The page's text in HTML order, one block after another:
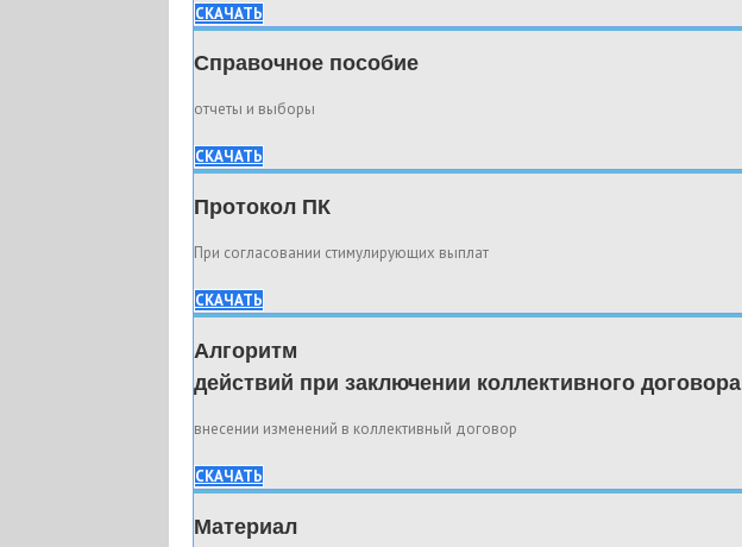
СКАЧАТЬ
Справочное пособие
отчеты и выборы
СКАЧАТЬ
Протокол ПК
При согласовании стимулирующих выплат
СКАЧАТЬ
Алгоритм
действий при заключении коллективного договора
внесении изменений в коллективный договор
СКАЧАТЬ
Материал